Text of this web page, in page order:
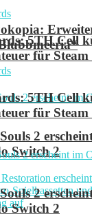
5TH Cell
für
2
Switch 2
5TH Cell
für
2
Switch 2